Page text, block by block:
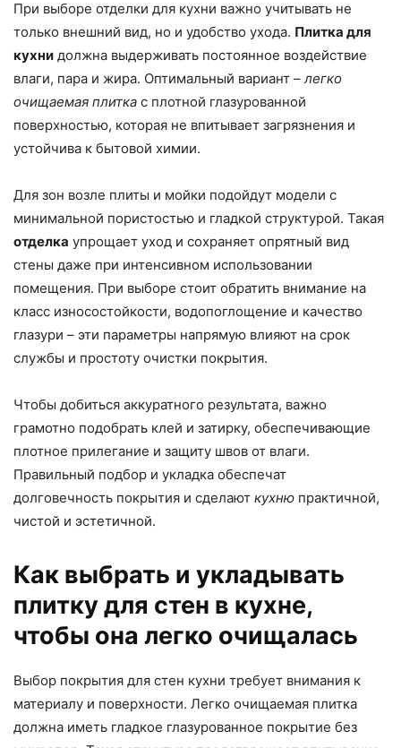
При выборе отделки для кухни важно учитывать не
только внешний вид, но и удобство ухода. Плитка для
кухни должна выдерживать постоянное воздействие
влаги, пара и жира. Оптимальный вариант –легко
очищаемая плитка с плотной глазурованной
поверхностью, которая не впитывает загрязнения и
устойчива к бытовой химии.
Для зон возле плиты и мойки подойдут модели с
минимальной пористостью и гладкой структурой. Такая
отделка упрощает уход и сохраняет опрятный вид
стены даже при интенсивном использовании
помещения. При выборе стоит обратить внимание на
класс износостойкости, водопоглощение и качество
глазури – эти параметры напрямую влияют на срок
службы и простоту очистки покрытия.
Чтобы добиться аккуратного результата, важно
грамотно подобрать клей и затирку, обеспечивающие
плотное прилегание и защиту швов от влаги.
Правильный подбор и укладка обеспечат
долговечность покрытия и сделают кухню практичной,
чистой и эстетичной.
Как выбрать и укладывать
плитку для стен в кухне,
чтобы она легко очищалась
Выбор покрытия для стен кухни требует внимания к
материалу и поверхности. Легко очищаемая плитка
должна иметь гладкое глазурованное покрытие без